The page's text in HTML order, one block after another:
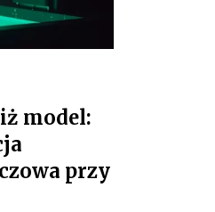
model:
przy